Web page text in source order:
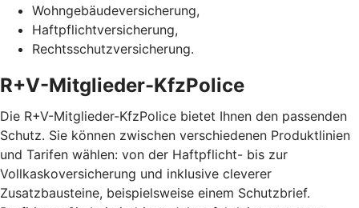
Wohngebäudeversicherung,
Haftpflichtversicherung,
Rechtsschutzversicherung.
R+V-Mitglieder-KfzPolice
Die R+V-Mitglieder-KfzPolice bietet Ihnen den passenden
Schutz. Sie können zwischen verschiedenen Produktlinien
und Tarifen wählen: von der Haftpflicht- bis zur
Vollkaskoversicherung und inklusive cleverer
Zusatzbausteine, beispielsweise einem Schutzbrief.